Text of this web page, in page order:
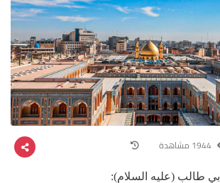
طالب (عليه السلام):